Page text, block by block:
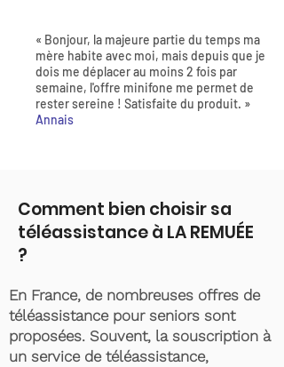
« Bonjour, la majeure partie du temps ma
mère habite avec moi, mais depuis que je
dois me déplacer au moins 2 fois par
semaine, l'offre minifone me permet de
rester sereine ! Satisfaite du produit. »
Annais
Comment bien choisir sa
téléassistance à LA REMUÉE
?
En France, de nombreuses offres de
téléassistance pour seniors sont
proposées. Souvent, la souscription à
un service de téléassistance,